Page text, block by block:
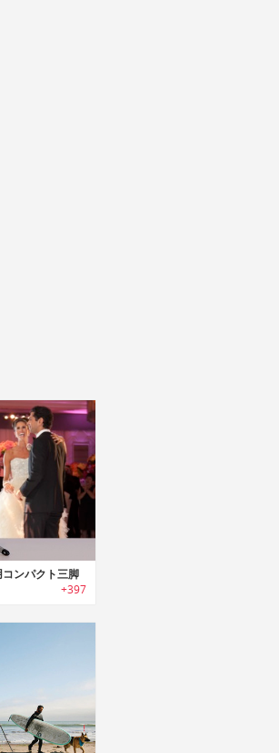
ンパクト三脚
+397